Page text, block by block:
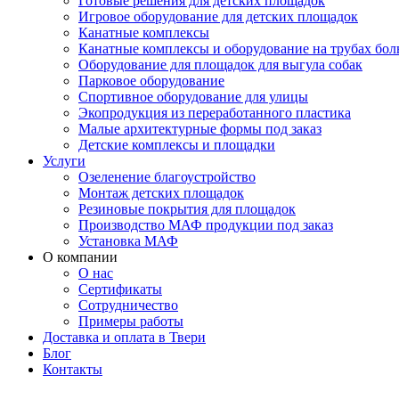
Игровое оборудование для детских площадок
Канатные комплексы
Канатные комплексы и оборудование на трубах
Оборудование для площадок для выгула собак
Парковое оборудование
Спортивное оборудование для улицы
Экопродукция из переработанного пластика
Малые архитектурные формы под заказ
Детские комплексы и площадки
Услуги
Озеленение благоустройство
Монтаж детских площадок
Резиновые покрытия для площадок
Производство МАФ продукции под заказ
Установка МАФ
О компании
О нас
Сертификаты
Сотрудничество
Примеры работы
Доставка и оплата в Твери
Блог
Контакты